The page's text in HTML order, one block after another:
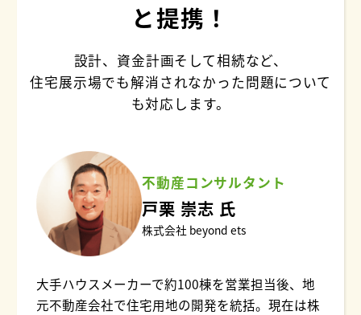
と提携！
設計、資金計画そして相続など、
住宅展示場でも解消されなかった問題について
も対応します。
不動産コンサルタント
戸栗 崇志 氏
株式会社 beyond ets
大手ハウスメーカーで約100棟を営業担当後、地
元不動産会社で住宅用地の開発を統括。現在は株